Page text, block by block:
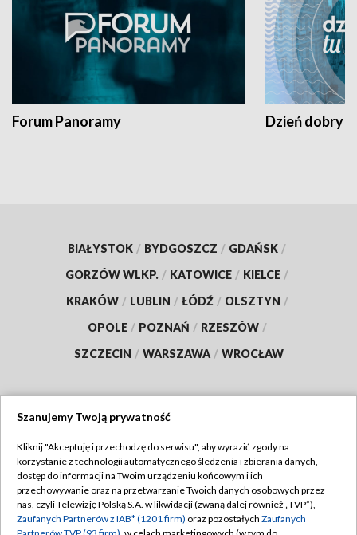
Forum Panoramy Dzień dobry
BIAŁYSTOK / BYDGOSZCZ / GDAŃSK /
GORZÓW WLKP. / KATOWICE / KIELCE /
KRAKÓW / LUBLIN / ŁÓDŹ / OLSZTYN /
OPOLE / POZNAŃ / RZESZÓW /
SZCZECIN / WARSZAWA / WROCŁAW
TVP
Abonament TVP
Emisja w TVP
Regulamin TVP
Polityka prywatności
Szanujemy Twoją prywatność
Kliknij "Akceptuję i przechodzę do serwisu", aby wyrazić zgody na
korzystanie z technologii automatycznego śledzenia i zbierania danych,
dostęp do informacji na Twoim urządzeniu końcowym i ich
przechowywanie oraz na przetwarzanie Twoich danych osobowych przez
nas, czyli Telewizję Polską S.A. w likwidacji (zwaną dalej również „TVP”),
Zaufanych Partnerów z IAB* (1201 firm) oraz pozostałych Zaufanych